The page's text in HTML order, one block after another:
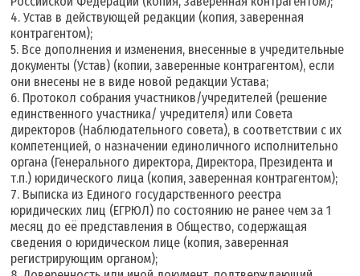
4. Устав в действующей редакции (копия, заверенная
контрагентом);
5. Все дополнения и изменения, внесенные в учредительные
документы (Устав) (копии, заверенные контрагентом), если
они внесены не в виде новой редакции Устава;
6. Протокол собрания участников/учредителей (решение
единственного участника/ учредителя) или Совета
директоров (Наблюдательного совета), в соответствии с их
компетенцией, о назначении единоличного исполнительно
органа (Генерального директора, Директора, Президента и
т.п.) юридического лица (копия, заверенная контрагентом);
7. Выписка из Единого государственного реестра
юридических лиц (ЕГРЮЛ) по состоянию не ранее чем за 1
месяц до её представления в Общество, содержащая
сведения о юридическом лице (копия, заверенная
регистрирующим органом);